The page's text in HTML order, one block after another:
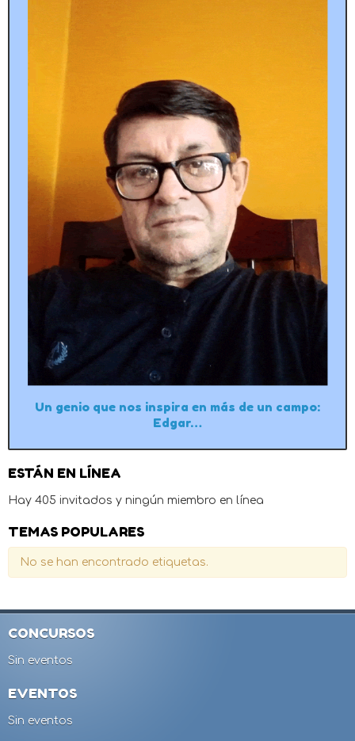
Un genio que nos inspira en más de un campo:
Edgar…
ESTÁN EN LÍNEA
Hay 405 invitados y ningún miembro en línea
TEMAS POPULARES
No se han encontrado etiquetas.
CONCURSOS
Sin eventos
EVENTOS
Sin eventos